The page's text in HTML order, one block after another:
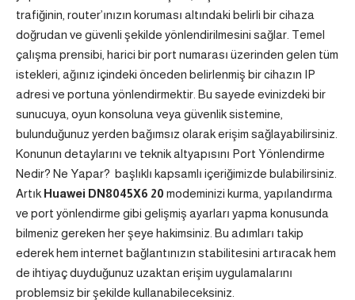
trafiğinin, router’ınızın koruması altındaki belirli bir cihaza
doğrudan ve güvenli şekilde yönlendirilmesini sağlar. Temel
çalışma prensibi, harici bir port numarası üzerinden gelen tüm
istekleri, ağınız içindeki önceden belirlenmiş bir cihazın IP
adresi ve portuna yönlendirmektir. Bu sayede evinizdeki bir
sunucuya, oyun konsoluna veya güvenlik sistemine,
bulunduğunuz yerden bağımsız olarak erişim sağlayabilirsiniz.
Konunun detaylarını ve teknik altyapısını Port Yönlendirme
Nedir? Ne Yapar? başlıklı kapsamlı içeriğimizde bulabilirsiniz.
Artık Huawei DN8045X6 20 modeminizi kurma, yapılandırma
ve port yönlendirme gibi gelişmiş ayarları yapma konusunda
bilmeniz gereken her şeye hakimsiniz. Bu adımları takip
ederek hem internet bağlantınızın stabilitesini artıracak hem
de ihtiyaç duyduğunuz uzaktan erişim uygulamalarını
problemsiz bir şekilde kullanabileceksiniz.